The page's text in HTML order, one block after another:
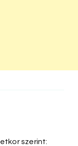
szerint: